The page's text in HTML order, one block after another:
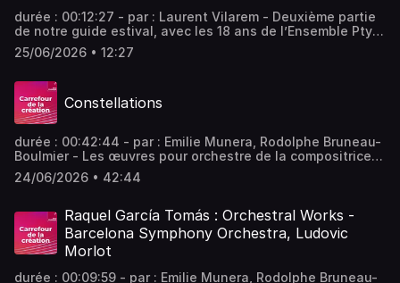
durée : 00:12:27 - par : Laurent Vilarem - Deuxième partie
de notre guide estival, avec les 18 ans de l’Ensemble Ptyx
et les nouvelles éditions des festivals Messiaen, Prades,
Météo et Musiques en Tonnerrois. Entre pessimisme et
équipe : Lionel Quantin, Martine Mony Vous aimez ce
podcast ? Pour écouter tous les épisodes sans limite,
rendez-vous sur Radio France
25/06/2026 • 12:27
Constellations
durée : 00:42:44 - par : Emilie Munera, Rodolphe Bruneau-
Boulmier - Les œuvres pour orchestre de la compositrice
espagnole Raquel García Tomás sont mises à l'honneur
par le Barcelona Symphony Orchestra et son chef Ludovic
introspectives interprétées par François Mardirossian. -
équipe : Lionel Quantin, Pauline Boisaubert Vous aimez ce
podcast ? Pour écouter tous les épisodes sans limite,
rendez-vous sur Radio France
24/06/2026 • 42:44
Raquel García Tomás : Orchestral Works -
Barcelona Symphony Orchestra, Ludovic
Morlot
durée : 00:09:59 - par : Emilie Munera, Rodolphe Bruneau-